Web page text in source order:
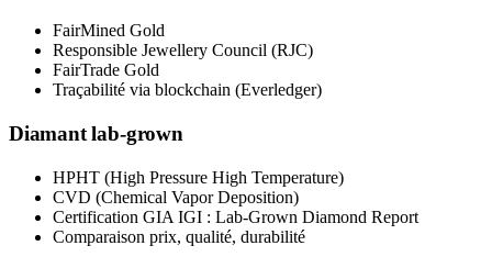
FairMined Gold
Responsible Jewellery Council (RJC)
FairTrade Gold
Traçabilité via blockchain (Everledger)
Diamant lab-grown
HPHT (High Pressure High Temperature)
CVD (Chemical Vapor Deposition)
Certification GIA IGI : Lab-Grown Diamond Report
Comparaison prix, qualité, durabilité